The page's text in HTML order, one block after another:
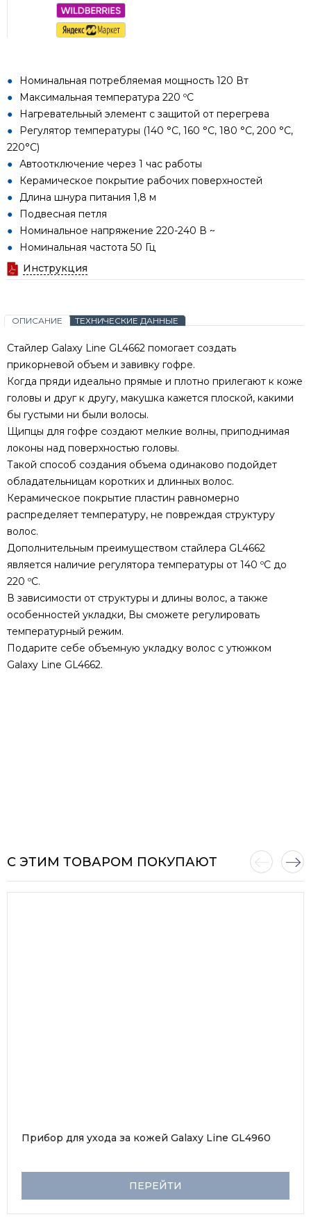
Номинальная потребляемая мощность 120 Вт
Максимальная температура 220 ºС
Нагревательный элемент с защитой от перегрева
Регулятор температуры (140 °C, 160 °C, 180 °C, 200 °C,
220°C)
Автоотключение через 1 час работы
Керамическое покрытие рабочих поверхностей
Длина шнура питания 1,8 м
Подвесная петля
Номинальное напряжение 220-240 В ~
Номинальная частота 50 Гц
Инструкция
ОПИСАНИЕ ТЕХНИЧЕСКИЕ ДАННЫЕ
Стайлер Galaxy Line GL4662 помогает создать
прикорневой объем и завивку гофре.
Когда пряди идеально прямые и плотно прилегают к коже
головы и друг к другу, макушка кажется плоской, какими
бы густыми ни были волосы.
Щипцы для гофре создают мелкие волны, приподнимая
локоны над поверхностью головы.
Такой способ создания объема одинаково подойдет
обладательницам коротких и длинных волос.
Керамическое покрытие пластин равномерно
распределяет температуру, не повреждая структуру
волос.
Дополнительным преимуществом стайлера GL4662
является наличие регулятора температуры от 140 ºС до
220 ºС.
В зависимости от структуры и длины волос, а также
особенностей укладки, Вы сможете регулировать
температурный режим.
Подарите себе объемную укладку волос с утюжком
Galaxy Line GL4662.
С ЭТИМ ТОВАРОМ ПОКУПАЮТ
Прибор для ухода за кожей Galaxy Line GL4960
ПЕРЕЙТИ